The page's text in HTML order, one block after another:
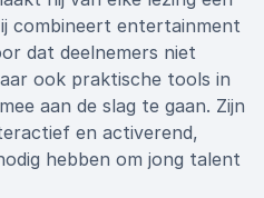
combineert entertainment
dat deelnemers niet
ook praktische tools in
aan de slag te gaan. Zijn
en activerend,
hebben om jong talent